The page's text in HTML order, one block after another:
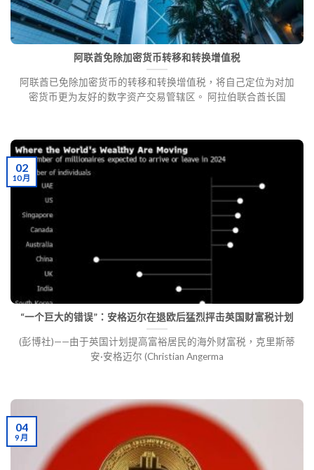
阿联酋免除加密货币转移和转换增值税
阿联酋已免除加密货币的转移和转换增值税，将自己定位为对加
密货币更为友好的数字资产交易管辖区。 阿拉伯联合酋长国
“一个巨大的错误”：安格迈尔在退欧后猛烈抨击英国财富税计划
(彭博社)——由于英国计划提高富裕居民的海外财富税，克里斯蒂
安·安格迈尔 (Christian Angerma
02
10 月
04
9 月